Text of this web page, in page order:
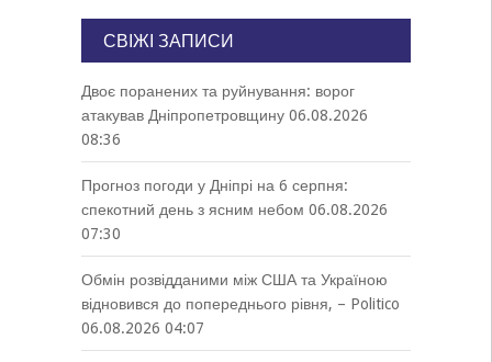
СВІЖІ ЗАПИСИ
Двоє поранених та руйнування: ворог
атакував Дніпропетровщину 06.08.2026
08:36
Прогноз погоди у Дніпрі на 6 серпня:
спекотний день з ясним небом 06.08.2026
07:30
Обмін розвідданими між США та Україною
відновився до попереднього рівня, – Politico
06.08.2026 04:07